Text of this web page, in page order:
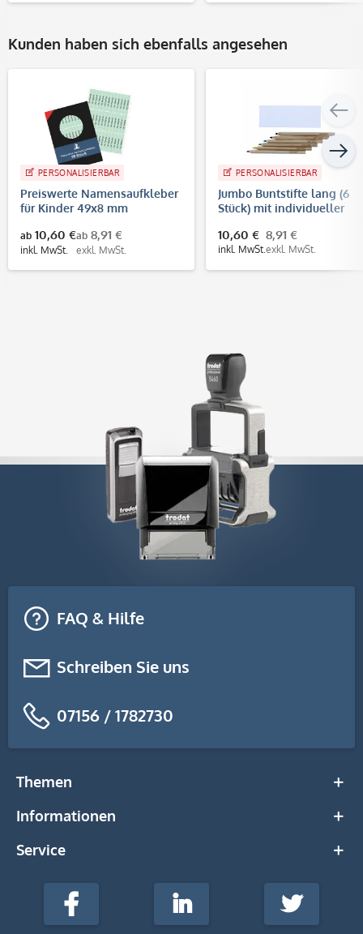
Kunden haben sich ebenfalls angesehen
PERSONALISIERBAR
Preiswerte Namensaufkleber
für Kinder 49x8 mm
Schule/Kindergarten/Stiftaufkleber
ab 10,60 €
inkl. MwSt.
ab 8,91 €
exkl. MwSt.
PERSONALISIERBAR
Jumbo Buntstifte lang (6
Stück) mit individueller
10,60 €
inkl. MwSt.
8,91 €
exkl. MwSt.
FAQ & Hilfe
Schreiben Sie uns
07156 / 1782730
Themen
Informationen
Service
stempel-
Media
Facebook LinkedIn Twitter